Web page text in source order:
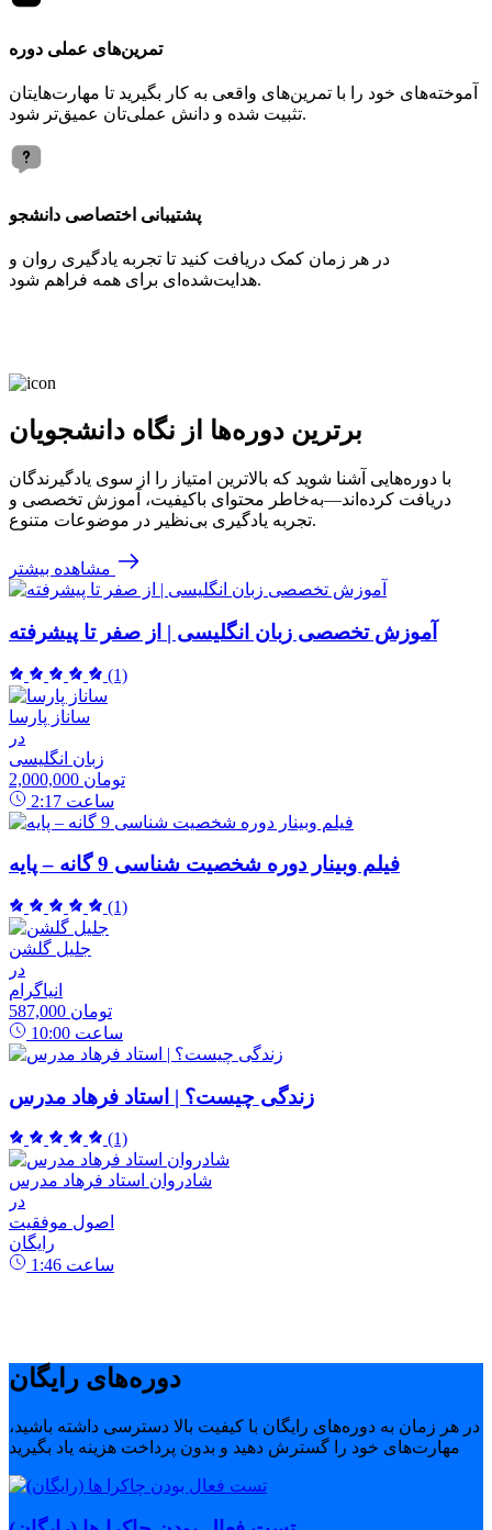
تمرین‌های عملی دوره
آموخته‌های خود را با تمرین‌های واقعی به کار بگیرید تا مهارت‌هایتان
تثبیت شده و دانش عملی‌تان عمیق‌تر شود.
پشتیبانی اختصاصی دانشجو
در هر زمان کمک دریافت کنید تا تجربه یادگیری روان و
هدایت‌شده‌ای برای همه فراهم شود.
برترین دوره‌ها از نگاه دانشجویان
با دوره‌هایی آشنا شوید که بالاترین امتیاز را از سوی یادگیرندگان
دریافت کرده‌اند—به‌خاطر محتوای باکیفیت، آموزش تخصصی و
تجربه یادگیری بی‌نظیر در موضوعات متنوع.
مشاهده بیشتر
آموزش تخصصی زبان انگلیسی | از صفر تا پیشرفته
(1)
ساناز پارسا
در
زبان انگلیسی
2,000,000 تومان
2:17 ساعت
فیلم وبینار دوره شخصیت شناسی 9 گانه – پایه
(1)
جلیل گلشن
در
انیاگرام
587,000 تومان
10:00 ساعت
زندگی چیست؟ | استاد فرهاد مدرس
(1)
شادروان استاد فرهاد مدرس
در
اصول موفقیت
رایگان
1:46 ساعت
دوره‌های رایگان
در هر زمان به دوره‌های رایگان با کیفیت بالا دسترسی داشته باشید،
مهارت‌های خود را گسترش دهید و بدون پرداخت هزینه یاد بگیرید